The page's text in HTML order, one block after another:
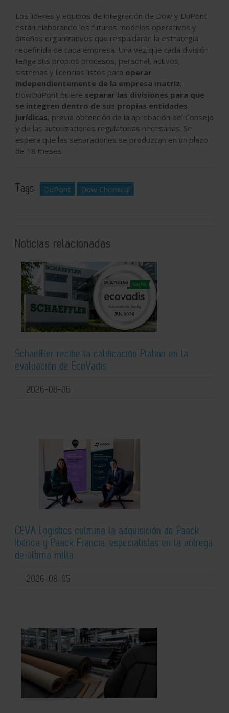
Los líderes y equipos de integración de Dow y DuPont
están elaborando los futuros modelos operativos y
diseños organizativos que respaldarán la estrategia
redefinida de cada empresa. Una vez que cada división
tenga sus propios procesos, personal, activos,
sistemas y licencias listos para operar
independientemente de la empresa matriz,
DowDuPont quiere separar las divisiones para que
se integren dentro de sus propias entidades
jurídicas, previa obtención de la aprobación del Consejo
y de las autorizaciones regulatorias necesarias. Se
espera que las separaciones se produzcan en un plazo
de 18 meses.
Tags: DuPont Dow Chemical
Noticias relacionadas
Schaeffler recibe la calificación Platino en la
evaluación de EcoVadis
2026-08-06
CEVA Logistics culmina la adquisición de Paack
Ibérica y Paack Francia, especialistas en la entrega
de última milla
2026-08-05